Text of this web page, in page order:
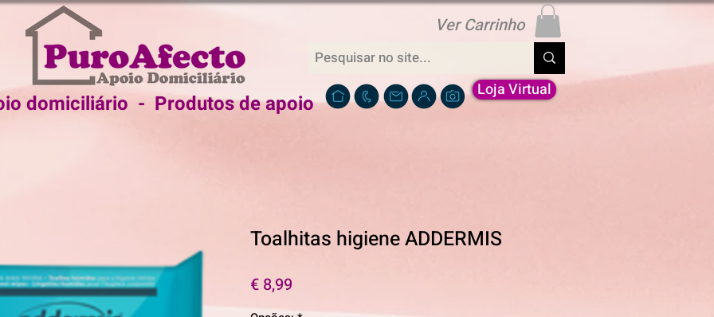
Ver Carrinho
domiciliário - Produtos de apoio
Loja Virtual
Toalhitas higiene ADDERMIS
€ 8,99